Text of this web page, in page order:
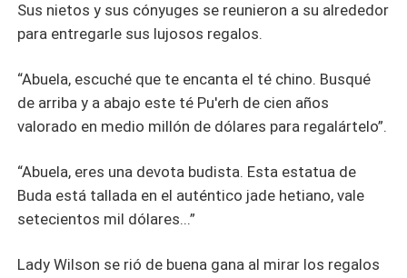
Sus nietos y sus cónyuges se reunieron a su alrededor
para entregarle sus lujosos regalos.
“Abuela, escuché que te encanta el té chino. Busqué
de arriba y a abajo este té Pu'erh de cien años
valorado en medio millón de dólares para regalártelo”.
“Abuela, eres una devota budista. Esta estatua de
Buda está tallada en el auténtico jade hetiano, vale
setecientos mil dólares...”
Lady Wilson se rió de buena gana al mirar los regalos